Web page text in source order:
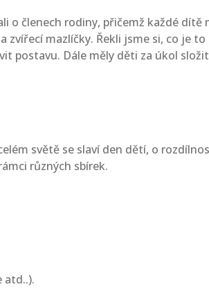
o členech rodiny, přičemž každé
zvířecí mazlíčky. Řekli jsme si, co je
postavu. Dále měly děti za úkol
světě se slaví den dětí, o
různých sbírek.
atd..).